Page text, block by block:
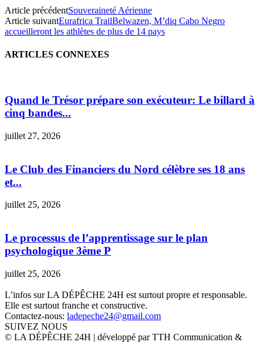
Article précédentSouveraineté Aérienne
Article suivantEurafrica TrailBelwazen, M’diq Cabo Negro
accueilleront les athlètes de plus de 14 pays
ARTICLES CONNEXES
Quand le Trésor prépare son exécuteur: Le billard à
cinq bandes...
juillet 27, 2026
Le Club des Financiers du Nord célèbre ses 18 ans
et...
juillet 25, 2026
Le processus de l’apprentissage sur le plan
psychologique 3ème P
juillet 25, 2026
L’infos sur LA DÉPÊCHE 24H est surtout propre et responsable.
Elle est surtout franche et constructive.
Contactez-nous: ladepeche24@gmail.com
SUIVEZ NOUS
© LA DÉPÊCHE 24H | développé par TTH Communication &